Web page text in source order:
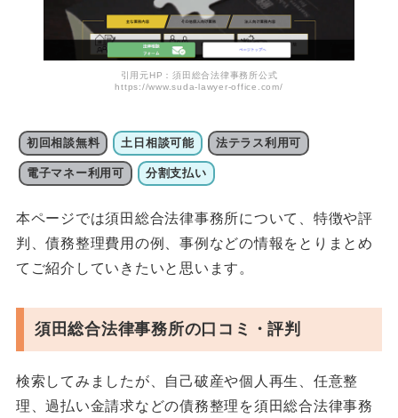
引用元HP：須田総合法律事務所公式
https://www.suda-lawyer-office.com/
初回相談無料 土日相談可能 法テラス利用可
電子マネー利用可 分割支払い
本ページでは須田総合法律事務所について、特徴や評
判、債務整理費用の例、事例などの情報をとりまとめ
てご紹介していきたいと思います。
須田総合法律事務所の口コミ・評判
検索してみましたが、自己破産や個人再生、任意整
理、過払い金請求などの債務整理を須田総合法律事務